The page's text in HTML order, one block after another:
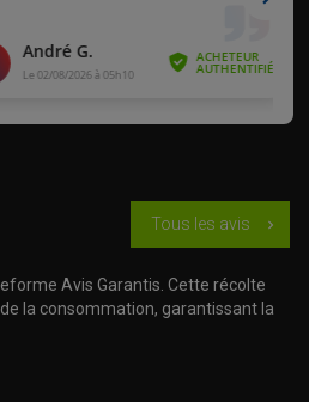
Tous les avis chevron_right
Avis Garantis. Cette récolte
la consommation, garantissant la